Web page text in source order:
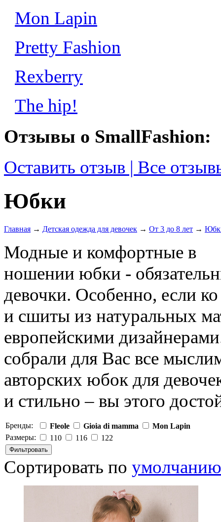
Mon Lapin
Pretty Fashion
Rexberry
The hip!
Отзывы о SmallFashion:
Оставить отзыв | Все
Юбки
Главная → Детская одежда для девочек → От 3 до 8 лет →
Модные и комфортные в
ношении юбки -
девочки. Особенно, если
и сшиты из натуральных
европейскими
собрали для Вас все
авторских юбок для
и стильно – вы этого
Бренды: Fleole Gioia di mamma
Mon Lapin
Размеры:
110 116 122
Сортировать по умолчанию